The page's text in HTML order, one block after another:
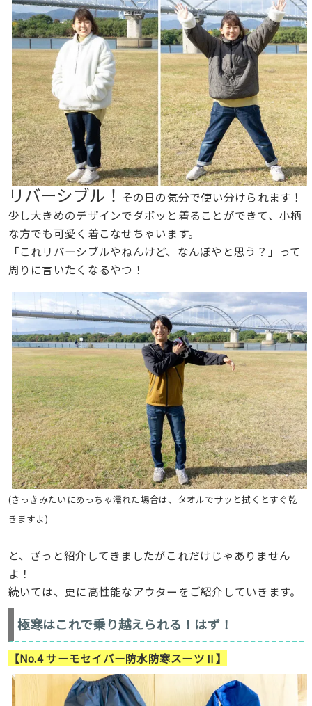
リバーシブル！ その日の気分で使い分けられます！
少し大きめのデザインでダボッと着ることができて、小柄
な方でも可愛く着こなせちゃいます。
「これリバーシブルやねんけど、なんぼやと思う？」って
周りに言いたくなるやつ！
(さっきみたいにめっちゃ濡れた場合は、タオルでサッと拭くとすぐ乾
きますよ)
と、ざっと紹介してきましたがこれだけじゃありません
よ！
続いては、更に高性能なアウターをご紹介していきます。
極寒はこれで乗り越えられる！はず！
【No.4 サーモセイバー防水防寒スーツⅡ】